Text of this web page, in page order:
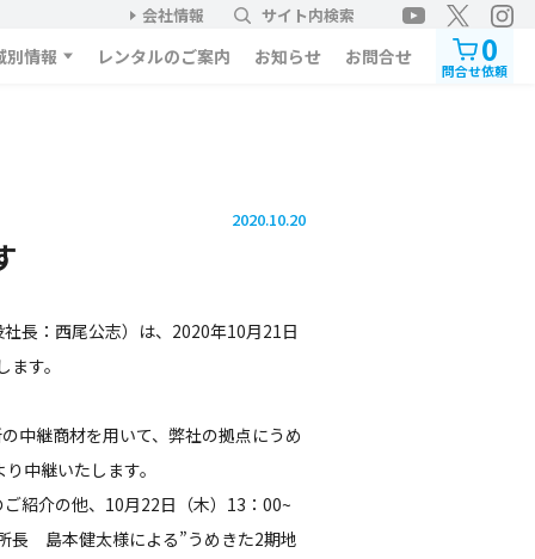
会社情報 サイト内検索
別情報 レンタルのご案内 お知らせ お問合せ 0
問合せ依頼
2020.10.20
長：西尾公志）は、2020年10月21日
す。
中継商材を用いて、弊社の拠点にうめ
中継いたします。
紹介の他、10月22日（木）13：00~
長 島本健太様による”うめきた2期地